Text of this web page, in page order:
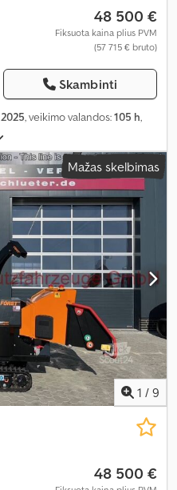
48 500 €
Fiksuota kaina plius PVM
(57 715 € bruto)
Skambinti
2025, veikimo valandos:105 h,
Mažas skelbimas
1 / 9
48 500 €